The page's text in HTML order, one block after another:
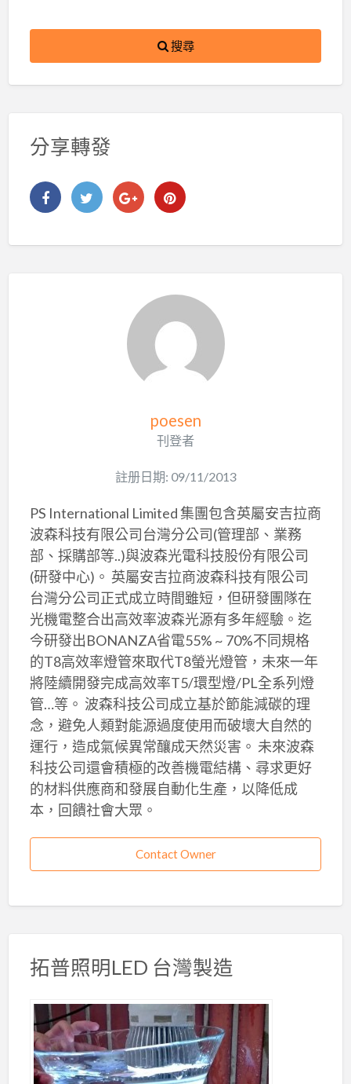
搜尋
分享轉發
poesen
刊登者
註册日期: 09/11/2013
PS International Limited 集團包含英屬安吉拉商
波森科技有限公司台灣分公司(管理部、業務
部、採購部等..)與波森光電科技股份有限公司
(研發中心)。 英屬安吉拉商波森科技有限公司
台灣分公司正式成立時間雖短，但研發團隊在
光機電整合出高效率波森光源有多年經驗。迄
今研發出BONANZA省電55% ~ 70%不同規格
的T8高效率燈管來取代T8螢光燈管，未來一年
將陸續開發完成高效率T5/環型燈/PL全系列燈
管…等。 波森科技公司成立基於節能減碳的理
念，避免人類對能源過度使用而破壞大自然的
運行，造成氣候異常釀成天然災害。 未來波森
科技公司還會積極的改善機電結構、尋求更好
的材料供應商和發展自動化生產，以降低成
本，回饋社會大眾。
Contact Owner
拓普照明LED 台灣製造